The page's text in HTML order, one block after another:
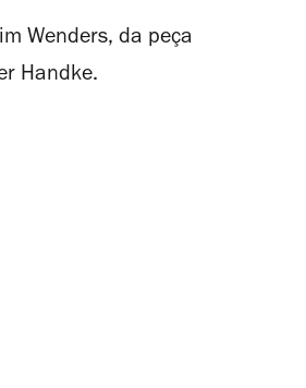
Wenders, da peça
Handke.